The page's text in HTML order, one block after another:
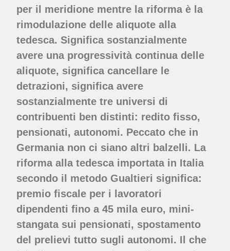
per il meridione mentre la riforma è la
rimodulazione delle aliquote alla
tedesca. Significa sostanzialmente
avere una progressività continua delle
aliquote, significa cancellare le
detrazioni, significa avere
sostanzialmente tre universi di
contribuenti ben distinti: redito fisso,
pensionati, autonomi. Peccato che in
Germania non ci siano altri balzelli. La
riforma alla tedesca importata in Italia
secondo il metodo Gualtieri significa:
premio fiscale per i lavoratori
dipendenti fino a 45 mila euro, mini-
stangata sui pensionati, spostamento
del prelievi tutto sugli autonomi. Il che